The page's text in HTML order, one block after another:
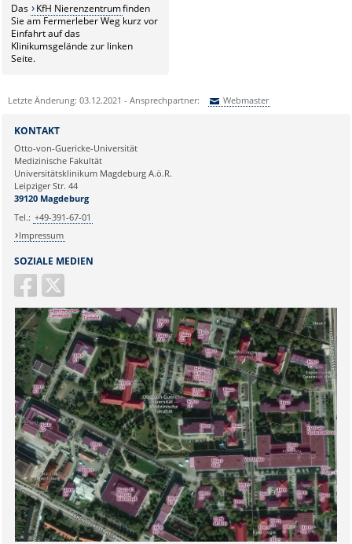
Das
KfH Nierenzentrumfinden
Sie am Fermerleber Weg kurz vor
Einfahrt auf das
Klinikumsgelände zur linken
Seite.
Letzte Änderung: 03.12.2021 - Ansprechpartner: Webmaster
Ihre E-Mailadresse:
Ihr Anliegen:
SOZIALE MEDIEN
KONTAKT
Otto-von-Guericke-Universität
Medizinische Fakultät
Universitätsklinikum Magdeburg A.ö.R.
Leipziger Str. 44
39120 Magdeburg
Tel.: +49-391-67-01
Impressum